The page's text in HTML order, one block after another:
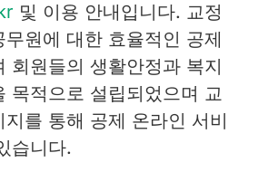
및 이용 안내입니다. 교정
원에 대한 효율적인 공제
회원들의 생활안정과 복지
목적으로 설립되었으며 교
를 통해 공제 온라인 서비
습니다.